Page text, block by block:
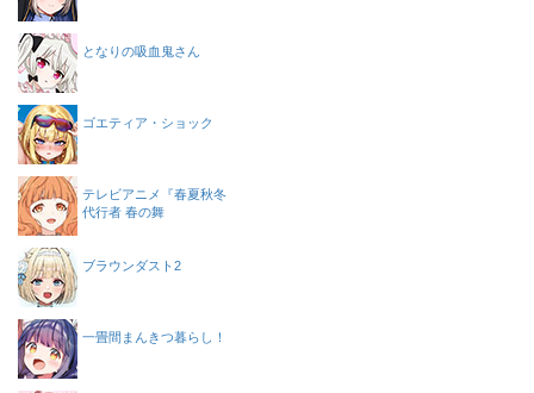
となりの吸血鬼さん
ゴエティア・ショック
テレビアニメ『春夏秋冬
代行者 春の舞
ブラウンダスト2
一畳間まんきつ暮らし！